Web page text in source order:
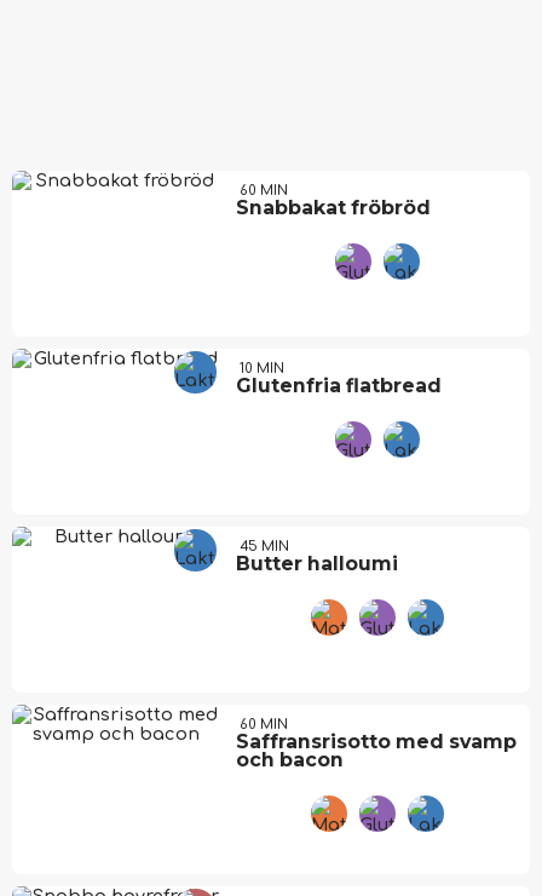
60 MIN
Snabbakat fröbröd
10 MIN
Glutenfria flatbread
45 MIN
Butter halloumi
60 MIN
Saffransrisotto med svamp
och bacon